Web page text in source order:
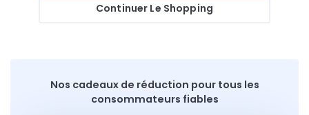
Continuer Le Shopping
Nos cadeaux de réduction pour tous les
consommateurs fiables